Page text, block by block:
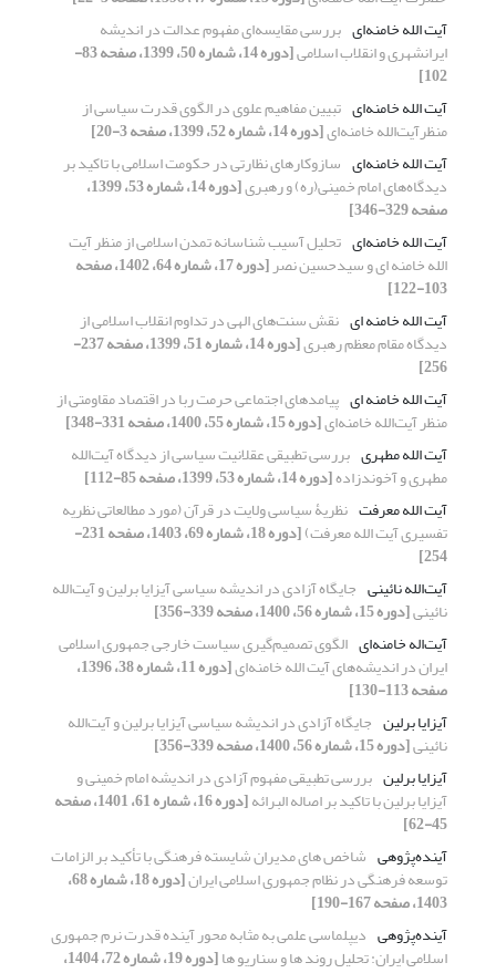
آیت الله خامنه‌ای بررسی مقایسه‌ای مفهوم عدالت در اندیشه
ایرانشهری و انقلاب اسلامی [دوره 14، شماره 50، 1399، صفحه 83-
102]
آیت الله خامنه‌ای تبیین مفاهیم علوی در الگوی قدرت سیاسی از
منظرآیت‌الله خامنه‌ای[دوره 14، شماره 52، 1399، صفحه 3-20]
آیت الله خامنه‌ای سازوکارهای نظارتی در حکومت اسلامی با تاکید بر
دیدگاه‌های امام خمینی(ره) و رهبری [دوره 14، شماره 53، 1399،
صفحه 329-346]
آیت الله خامنه‌ای تحلیل آسیب شناسانه تمدن اسلامی از منظر آیت
الله خامنه ای و سیدحسین نصر [دوره 17، شماره 64، 1402، صفحه
103-122]
آیت الله خامنه ای نقش سنت‌های الهی در تداوم انقلاب اسلامی از
دیدگاه مقام معظم رهبری [دوره 14، شماره 51، 1399، صفحه 237-
256]
آیت الله خامنه ای پیامدهای اجتماعی حرمت ربا در اقتصاد مقاومتی از
منظر آیت‌الله خامنه‌ای[دوره 15، شماره 55، 1400، صفحه 331-348]
آیت الله مطهری بررسی تطبیقی عقلانیت سیاسی از دیدگاه آیت‌الله
مطهری و آخوندزاده[دوره 14، شماره 53، 1399، صفحه 85-112]
آیت الله معرفت نظریۀ سیاسی ولایت در قرآن (مورد مطالعاتی نظریه
تفسیری آیت الله معرفت) [دوره 18، شماره 69، 1403، صفحه 231-
254]
آیت‌الله نائینی جایگاه آزادی در اندیشه‌ سیاسی آیزایا برلین و آیت‌الله
نائینی[دوره 15، شماره 56، 1400، صفحه 339-356]
آیت‌اله خامنه‌ای الگوی تصمیم‌گیری سیاست خارجی جمهوری اسلامی
ایران در اندیشه‌های آیت الله خامنه‌ای [دوره 11، شماره 38، 1396،
صفحه 113-130]
آیزایا برلین جایگاه آزادی در اندیشه‌ سیاسی آیزایا برلین و آیت‌الله
نائینی[دوره 15، شماره 56، 1400، صفحه 339-356]
آیزایا برلین بررسی تطبیقی مفهوم آزادی در اندیشه امام خمینی و
آیزایا برلین با تاکید بر اصاله البرائه [دوره 16، شماره 61، 1401، صفحه
45-62]
آینده‌پژوهی شاخص های مدیران شایسته فرهنگی با تأکید بر الزامات
توسعه فرهنگی در نظام جمهوری اسلامی ایران [دوره 18، شماره 68،
1403، صفحه 167-190]
آینده‌پژوهی دیپلماسی علمی به‌ مثابه محور آینده قدرت نرم جمهوری
اسلامی ایران: تحلیل روند ها و سناریو ها [دوره 19، شماره 72، 1404،